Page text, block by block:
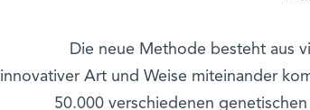
Die neue Methode besteht aus
innovativer Art und Weise miteinander
50.000 verschiedenen